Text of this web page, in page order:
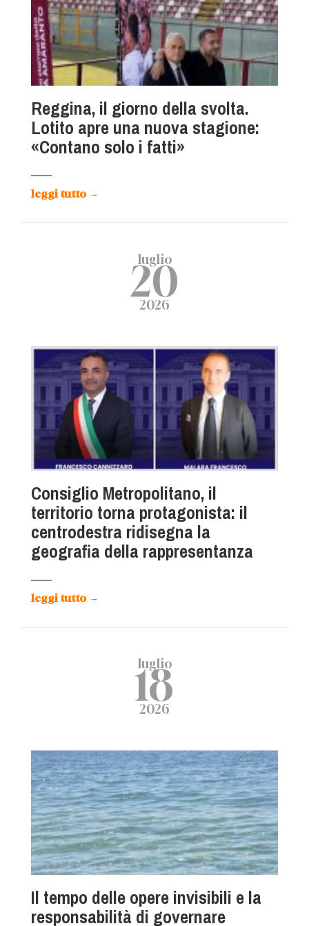
Reggina, il giorno della svolta.
Lotito apre una nuova stagione:
«Contano solo i fatti»
leggi tutto →
luglio
20
2026
Consiglio Metropolitano, il
territorio torna protagonista: il
centrodestra ridisegna la
geografia della rappresentanza
leggi tutto →
luglio
18
2026
Il tempo delle opere invisibili e la
responsabilità di governare